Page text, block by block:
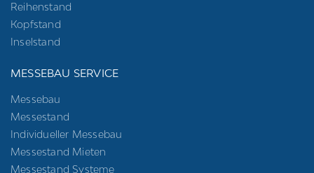
Reihenstand
Kopfstand
Inselstand
MESSEBAU SERVICE
Messebau
Messestand
Individueller Messebau
Messestand Mieten
Messestand Systeme